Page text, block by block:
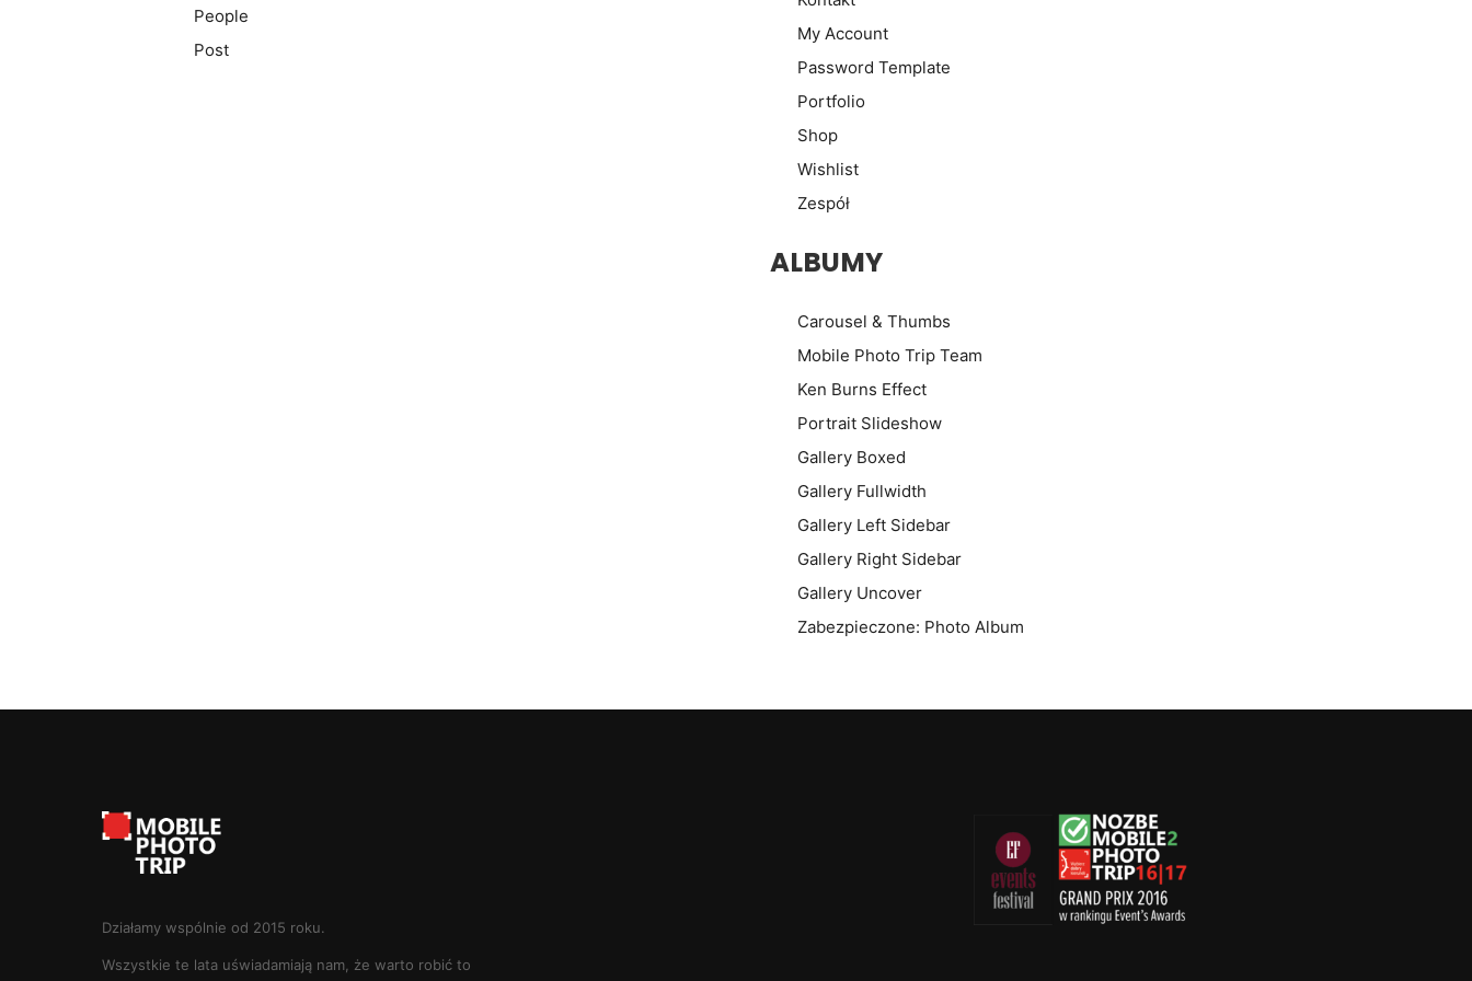
People
Post
My Account
Password Template
Portfolio
Shop
Wishlist
Zespół
ALBUMY
Carousel & Thumbs
Mobile Photo Trip Team
Ken Burns Effect
Portrait Slideshow
Gallery Boxed
Gallery Fullwidth
Gallery Left Sidebar
Gallery Right Sidebar
Gallery Uncover
Zabezpieczone: Photo Album
Działamy wspólnie od 2015 roku.
Wszystkie te lata uświadamiają nam, że warto robić to